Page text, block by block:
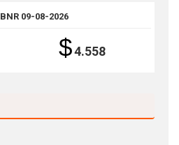
09-08-2026
$4.558